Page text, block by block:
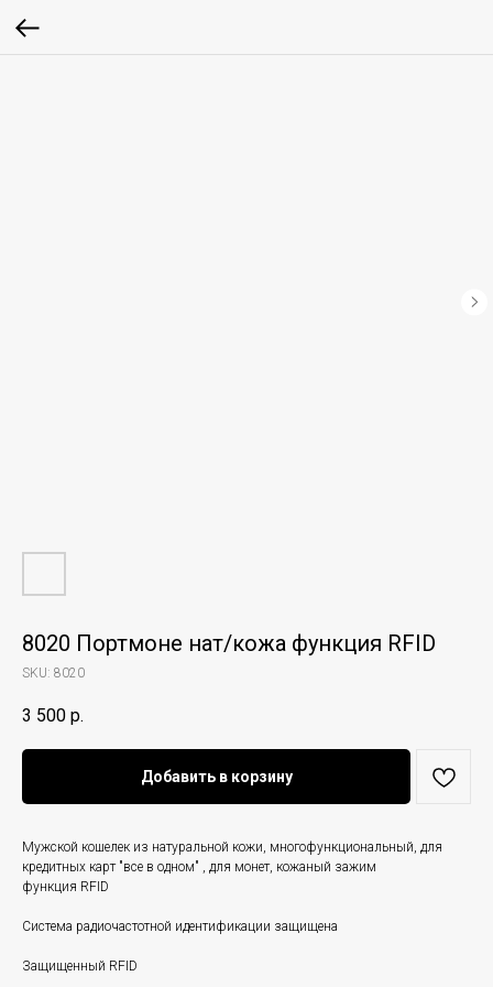
8020 Портмоне нат/кожа функция RFID
SKU: 8020
3 500 р.
Добавить в корзину
Мужской кошелек из натуральной кожи, многофункциональный, для
кредитных карт "все в одном" , для монет, кожаный зажим
функция RFID
Система радиочастотной идентификации защищена
Защищенный RFID